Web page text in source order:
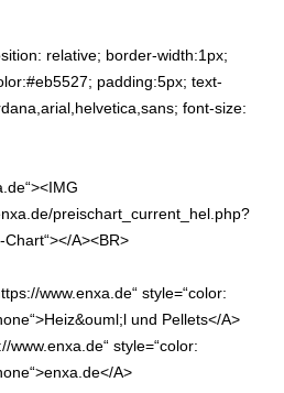
relative; border-width:1px;
padding:5px; text-
font-size:
preischart_current_hel.php?
Chart“></A><BR>
www.enxa.de“ style=“color:
und Pellets</A>
www.enxa.de“ style=“color:
A>